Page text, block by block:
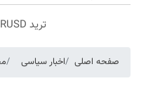
ترید EURUSD با اسپرد از صفر پیپ
صفحه اصلی اخبار سیاسی